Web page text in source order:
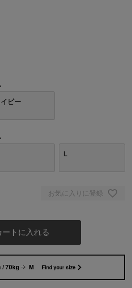
ビー
L
お気に入りに登録
ートに入れる
/ 70kg M Find your size